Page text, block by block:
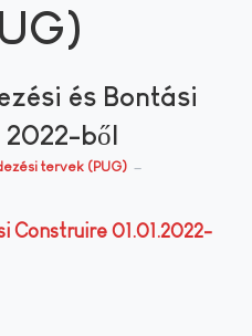
és Bontási
2022-ből
tervek (PUG)
Construire 01.01.2022-